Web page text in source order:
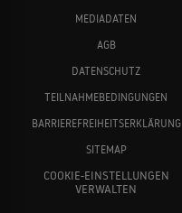
MEDIADATEN
AGB
DATENSCHUTZ
TEILNAHMEBEDINGUNGEN
BARRIEREFREIHEITSERKLÄRUNG
SITEMAP
COOKIE-EINSTELLUNGEN
VERWALTEN